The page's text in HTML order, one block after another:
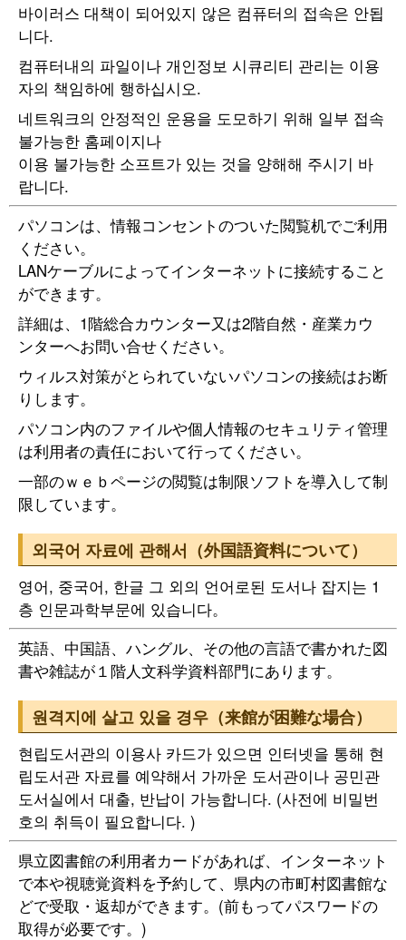
바이러스 대책이 되어있지 않은 컴퓨터의 접속은 안됩
니다.
컴퓨터내의 파일이나 개인정보 시큐리티 관리는 이용
자의 책임하에 행하십시오.
네트워크의 안정적인 운용을 도모하기 위해 일부 접속
불가능한 홈페이지나
이용 불가능한 소프트가 있는 것을 양해해 주시기 바
랍니다.
パソコンは、情報コンセントのついた閲覧机でご利用
ください。
LANケーブルによってインターネットに接続すること
ができます。
詳細は、1階総合カウンター又は2階自然・産業カウ
ンターへお問い合せください。
ウィルス対策がとられていないパソコンの接続はお断
りします。
パソコン内のファイルや個人情報のセキュリティ管理
は利用者の責任において行ってください。
一部のｗｅｂページの閲覧は制限ソフトを導入して制
限しています。
외국어 자료에 관해서（外国語資料について）
영어, 중국어, 한글 그 외의 언어로된 도서나 잡지는 1
층 인문과학부문에 있습니다。
英語、中国語、ハングル、その他の言語で書かれた図
書や雑誌が１階人文科学資料部門にあります。
원격지에 살고 있을 경우（来館が困難な場合）
현립도서관의 이용사 카드가 있으면 인터넷을 통해 현
립도서관 자료를 예약해서 가까운 도서관이나 공민관
도서실에서 대출, 반납이 가능합니다. (사전에 비밀번
호의 취득이 필요합니다. )
県立図書館の利用者カードがあれば、インターネット
で本や視聴覚資料を予約して、県内の市町村図書館な
どで受取・返却ができます。(前もってパスワードの
取得が必要です。)